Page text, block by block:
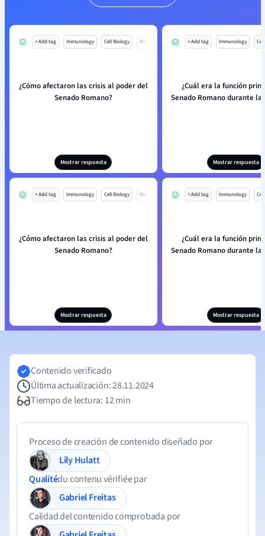
+ Add tag Immunology Cell Biology Mo
¿Cómo afectaron las crisis al poder del
Senado Romano?
Mostrar respuesta
+ Add tag Immunology
¿Cuál era la función
Senado Romano durante la
Mostrar respuesta
+ Add tag Immunology Cell Biology Mo
¿Cómo afectaron las crisis al poder del
Senado Romano?
Mostrar respuesta
+ Add tag Immunology
¿Cuál era la función
Senado Romano durante la
Mostrar respuesta
Contenido verificado
Última actualización: 28.11.2024
Tiempo de lectura: 12 min
Proceso de creación de contenido diseñado por
Lily Hulatt
Qualitédu contenu vérifiée par
Gabriel Freitas
Calidad del contenido comprobada por